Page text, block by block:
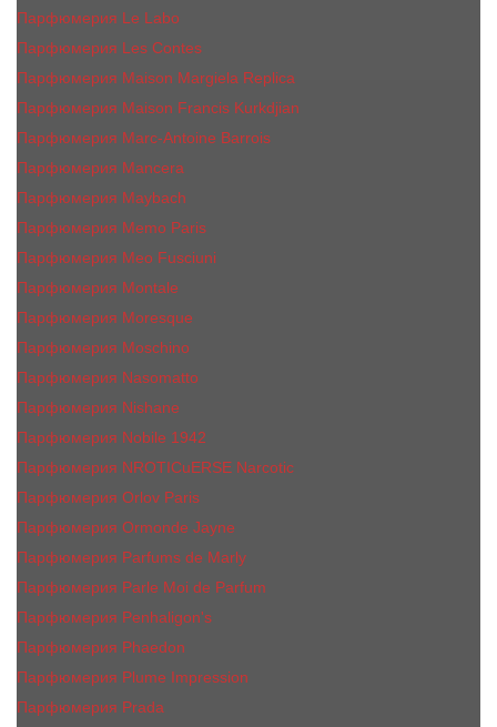
Парфюмерия Le Labo
Парфюмерия Les Contes
Парфюмерия Maison Margiela Replica
Парфюмерия Maison Francis Kurkdjian
Парфюмерия Marc-Antoine Barrois
Парфюмерия Mancera
Парфюмерия Maybach
Парфюмерия Memo Paris
Парфюмерия Meo Fusciuni
Парфюмерия Montale
Парфюмерия Moresque
Парфюмерия Moschino
Парфюмерия Nasomatto
Парфюмерия Nishane
Парфюмерия Nobile 1942
Парфюмерия NROTICuERSE Narcotic
Парфюмерия Orlov Paris
Парфюмерия Ormonde Jayne
Парфюмерия Parfums de Marly
Парфюмерия Parle Moi de Parfum
Парфюмерия Penhaligon's
Парфюмерия Phaedon
Парфюмерия Plume Impression
Парфюмерия Prada